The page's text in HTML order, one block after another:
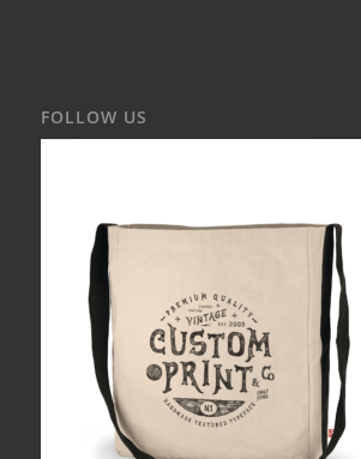
FOLLOW US